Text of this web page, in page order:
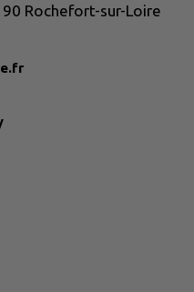
Rochefort-sur-Loire